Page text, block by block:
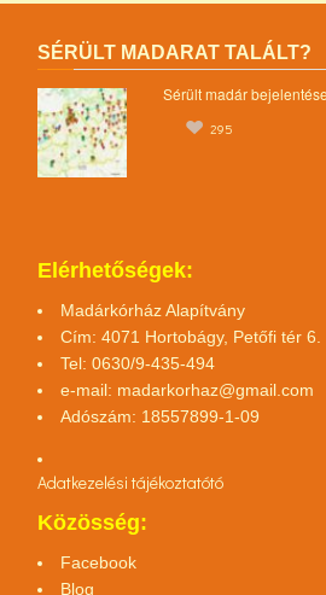
SÉRÜLT MADARAT TALÁLT?
Sérült madár
295
Elérhetőségek:
Madárkórház Alapítvány
Cím: 4071 Hortobágy, Petőfi tér 6.
Tel: 0630/9-435-494
e-mail: madarkorhaz@gmail.com
Adószám: 18557899-1-09
Adatkezelési tájékoztatótó
Közösség:
Facebook
Blog